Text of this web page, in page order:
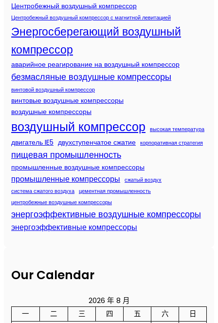
Центробежный воздушный компрессор
Центробежный воздушный компрессор с магнитной левитацией
Энергосберегающий воздушный
компрессор
аварийное реагирование на воздушный компрессор
безмасляные воздушные компрессоры
винтовой воздушный компрессор
винтовые воздушные компрессоры
воздушные компрессоры
воздушный компрессор высокая температура
двигатель IE5 двухступенчатое сжатие корпоративная стратегия
пищевая промышленность
промышленные воздушные компрессоры
промышленные компрессоры
сжатый воздух
система сжатого воздуха цементная промышленность
центробежные воздушные компрессоры
энергоэффективные воздушные компрессоры
энергоэффективные компрессоры
Our Calendar
2026 年 8 月
一
二 三 四 五 六
日